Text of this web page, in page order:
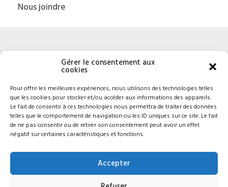
Gérer le consentement aux
cookies
Pour offrir les meilleures expériences, nous utilisons des technologies telles
que les cookies pour stocker et/ou accéder aux informations des appareils.
Le fait de consentir à ces technologies nous permettra de traiter des données
telles que le comportement de navigation ou les ID uniques sur ce site. Le fait
de ne pas consentir ou de retirer son consentement peut avoir un effet
négatif sur certaines caractéristiques et fonctions.
Accepter
Nous joindre
8800, 25e Avenue,Saint-Georges(Québec) G6A
1K5
Politique de confidentialité
1 888 562-8477
Je veux postuler